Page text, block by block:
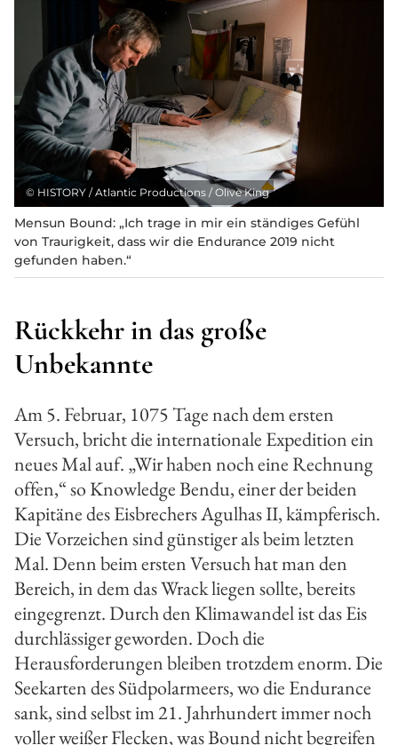
© HISTORY / Atlantic Productions / Olive King
Mensun Bound: „Ich trage in mir ein ständiges Gefühl
von Traurigkeit, dass wir die Endurance 2019 nicht
gefunden haben.“
Rückkehr in das große
Unbekannte
Am 5. Februar, 1075 Tage nach dem ersten
Versuch, bricht die internationale Expedition ein
neues Mal auf. „Wir haben noch eine Rechnung
offen,“ so Knowledge Bendu, einer der beiden
Kapitäne des Eisbrechers Agulhas II, kämpferisch.
Die Vorzeichen sind günstiger als beim letzten
Mal. Denn beim ersten Versuch hat man den
Bereich, in dem das Wrack liegen sollte, bereits
eingegrenzt. Durch den Klimawandel ist das Eis
durchlässiger geworden. Doch die
Herausforderungen bleiben trotzdem enorm. Die
Seekarten des Südpolarmeers, wo die Endurance
sank, sind selbst im 21. Jahrhundert immer noch
voller weißer Flecken, was Bound nicht begreifen